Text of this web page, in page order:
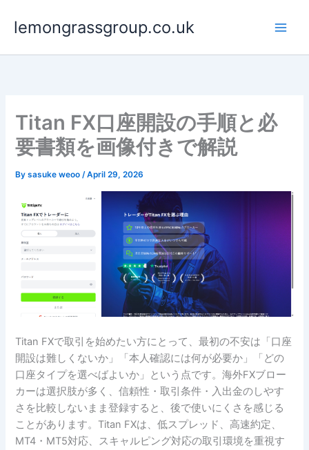
lemongrassgroup.co.uk
Titan FX口座開設の手順と必
要書類を画像付きで解説
Bysasuke weoo/April 29, 2026
Titan FXで取引を始めたい方にとって、最初の不安は「口座
開設は難しくないか」「本人確認には何が必要か」「どの
口座タイプを選べばよいか」という点です。海外FXブロー
カーは選択肢が多く、信頼性・取引条件・入出金のしやす
さを比較しないまま登録すると、後で使いにくさを感じる
ことがあります。Titan FXは、低スプレッド、高速約定、
MT4・MT5対応、スキャルピング対応の取引環境を重視す